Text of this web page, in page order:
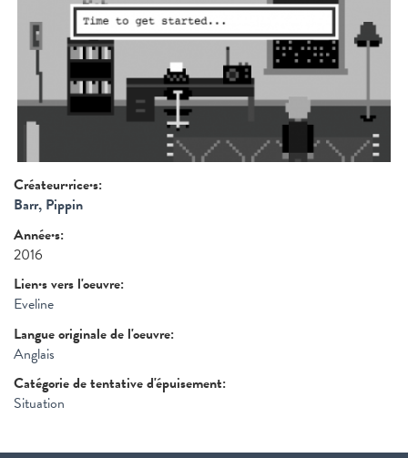
Créateur·rice·s:
Barr, Pippin
Année·s:
2016
Lien·s vers l'oeuvre:
Eveline
Langue originale de l'oeuvre:
Anglais
Catégorie de tentative d'épuisement:
Situation